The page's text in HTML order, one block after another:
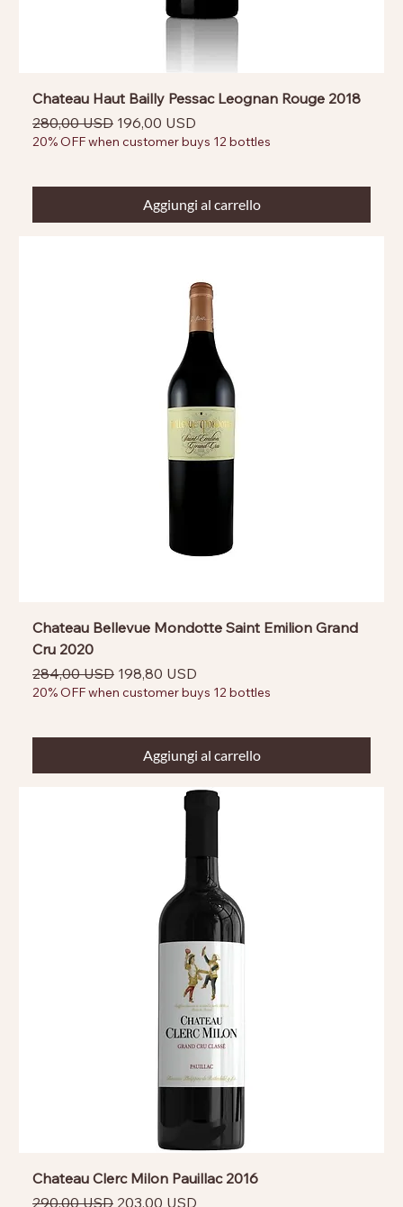
Chateau Haut Bailly Pessac Leognan Rouge 2018
Prezzo regolare
280,00 USD Prezzo scontato
196,00 USD
20% OFF when customer buys 12 bottles
Aggiungi al carrello
Chateau Bellevue Mondotte Saint Emilion Grand
Cru 2020
Prezzo regolare
284,00 USD Prezzo scontato
198,80 USD
20% OFF when customer buys 12 bottles
Aggiungi al carrello
Chateau Clerc Milon Pauillac 2016
Prezzo regolare
290,00 USD Prezzo scontato
203,00 USD